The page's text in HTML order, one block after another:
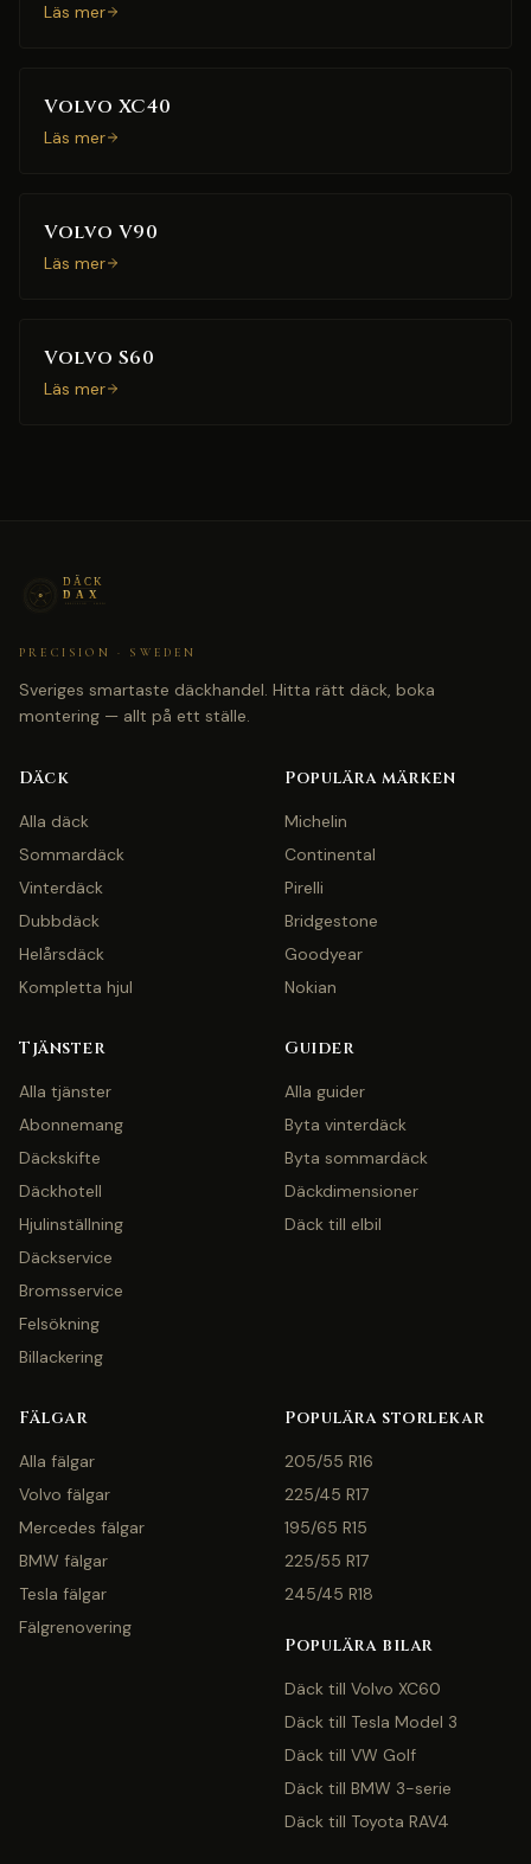
Läs mer
Volvo XC40
Läs mer
Volvo V90
Läs mer
Volvo S60
Läs mer
PRECISION · SWEDEN
Sveriges smartaste däckhandel. Hitta rätt däck, boka
montering — allt på ett ställe.
Däck
Alla däck
Sommardäck
Vinterdäck
Dubbdäck
Helårsdäck
Kompletta hjul
Populära märken
Michelin
Continental
Pirelli
Bridgestone
Goodyear
Nokian
Tjänster
Alla tjänster
Abonnemang
Däckskifte
Däckhotell
Hjulinställning
Däckservice
Bromsservice
Felsökning
Billackering
Guider
Alla guider
Byta vinterdäck
Byta sommardäck
Däckdimensioner
Däck till elbil
Fälgar
Alla fälgar
Volvo fälgar
Mercedes fälgar
BMW fälgar
Tesla fälgar
Fälgrenovering
Populära storlekar
205/55 R16
225/45 R17
195/65 R15
225/55 R17
245/45 R18
Populära bilar
Däck till Volvo XC60
Däck till Tesla Model 3
Däck till VW Golf
Däck till BMW 3-serie
Däck till Toyota RAV4